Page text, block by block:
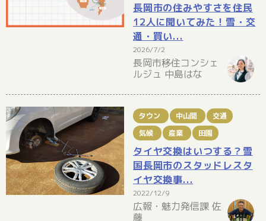
長岡市の住みやすさを住民
12人に聞いてみた！雪・交
通・買い...
2026/7/2
長岡市移住コンシェ
ルジュ 中島はな
タウン 中山間
交通
気候
産業 田園
タイヤ交換はいつする？雪
国長岡市のスタッドレスタ
イヤ交換事...
2022/12/9
広報・魅力発信課 佐
藤